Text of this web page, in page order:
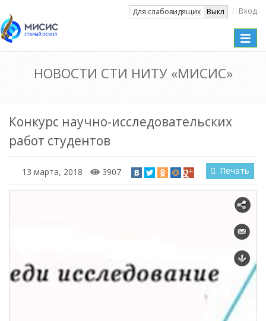
Для слабовидящих Выкл Вход
Toggle
НОВОСТИ СТИ НИТУ «МИСИС»
Конкурс научно-исследовательских
работ студентов
13 марта, 2018 3907 Печать